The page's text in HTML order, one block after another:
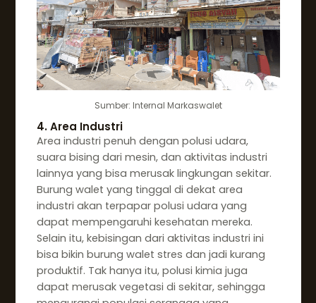
Sumber: Internal Markaswalet
4. Area Industri
Area industri penuh dengan polusi udara,
suara bising dari mesin, dan aktivitas industri
lainnya yang bisa merusak lingkungan sekitar.
Burung walet yang tinggal di dekat area
industri akan terpapar polusi udara yang
dapat mempengaruhi kesehatan mereka.
Selain itu, kebisingan dari aktivitas industri ini
bisa bikin burung walet stres dan jadi kurang
produktif. Tak hanya itu, polusi kimia juga
dapat merusak vegetasi di sekitar, sehingga